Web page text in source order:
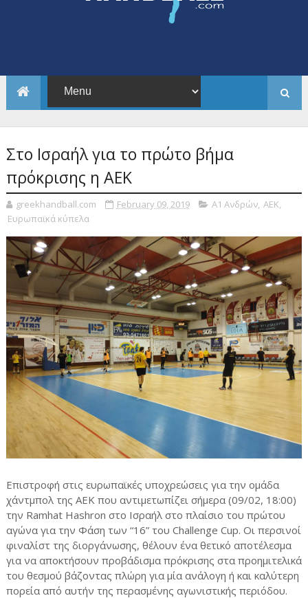
Στο Ισραήλ για το πρώτο βήμα
πρόκρισης η ΑΕΚ
greekhandball.com February 09, 2019 Α1 Ανδρών, ΑΕΚ,
Ευρωπαϊκά κύπελα
Επιστροφή στις ευρωπαϊκές υποχρεώσεις για την ομάδα
χάντμπολ της ΑΕΚ που αντιμετωπίζει σήμερα (09/02, 18:00)
την Ramhat Hashron στο Ισραήλ στο πλαίσιο του πρώτου
αγώνα για την Φάση των “16” του Challenge Cup. Οι περσινοί
φιναλίστ της διοργάνωσης, θέλουν ένα θετικό αποτέλεσμα
για να αποκτήσουν προβάδισμα πρόκρισης στα προημιτελικά
του θεσμού βάζοντας πλώρη για μία ανάλογη ή και καλύτερη
πορεία από αυτήν της περασμένης αγωνιστικής περιόδου.